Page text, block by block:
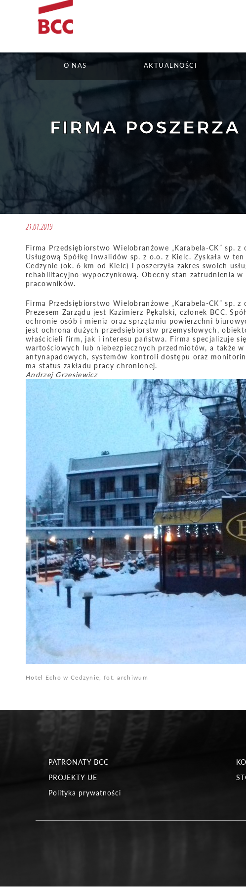
O NAS AKTUALNOŚCI
FIRMA
21.01.2019
Firma Przedsiębiorstwo Wielobranżowe „Karabela-CK” sp.
Usługową Spółkę Inwalidów sp. z o.o. z Kielc. Zyskała w
Cedzynie (ok. 6 km od Kielc) i poszerzyła zakres swoich
rehabilitacyjno-wypoczynkową. Obecny stan zatrudnienia
pracowników.
Firma Przedsiębiorstwo Wielobranżowe „Karabela-CK” sp.
Prezesem Zarządu jest Kazimierz Pękalski, członek BCC.
ochronie osób i mienia oraz sprzątaniu powierzchni
jest ochrona dużych przedsiębiorstw przemysłowych,
właścicieli firm, jak i interesu państwa. Firma specjalizuje
wartościowych lub niebezpiecznych przedmiotów, a także
antynapadowych, systemów kontroli dostępu oraz
ma status zakładu pracy chronionej.
Andrzej Grzesiewicz
Hotel Echo w Cedzynie, fot. archiwum
PATRONATY BCC
PROJEKTY UE
Polityka prywatności